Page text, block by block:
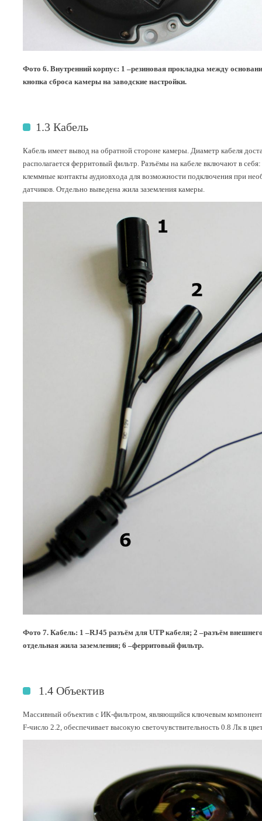
Фото 6. Внутренний корпус: 1 –резиновая прокладка между
кнопка сброса камеры на заводские настройки.
1.3 Кабель
Кабель имеет вывод на обратной стороне камеры. Диаметр кабеля
располагается ферритовый фильтр. Разъёмы на кабеле включают в
клеммные контакты аудиовхода для возможности подключения при
датчиков. Отдельно выведена жила заземления камеры.
Фото 7. Кабель: 1 –RJ45 разъём для UTP кабеля; 2 –разъём
отдельная жила заземления; 6 –ферритовый фильтр.
1.4 Объектив
Массивный объектив с ИК-фильтром, являющийся ключевым
F-число 2.2, обеспечивает высокую светочувствительность 0.8 Лк в